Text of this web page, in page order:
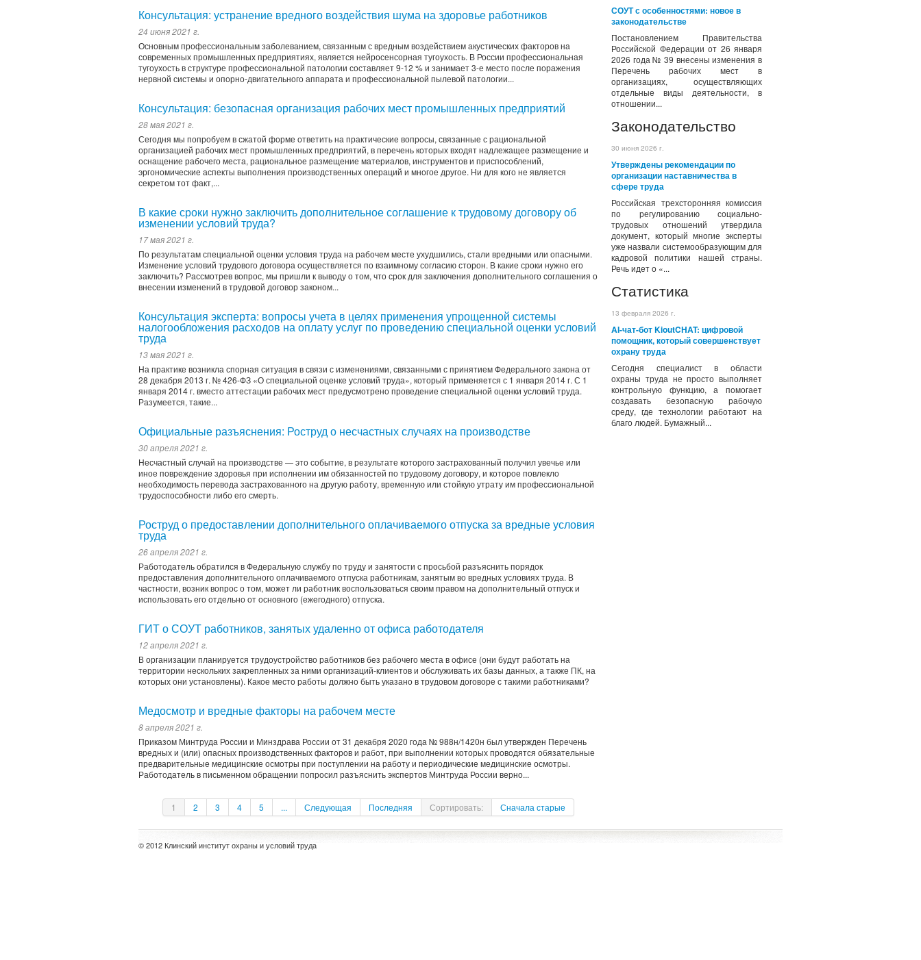
СОУТ с особенностями: новое в
законодательстве
Постановлением Правительства
Российской Федерации от 26 января
2026 года № 39 внесены изменения в
Перечень рабочих мест в
организациях, осуществляющих
отдельные виды деятельности, в
отношении...
Законодательство
30 июня 2026 г.
Утверждены рекомендации по
организации наставничества в
сфере труда
Российская трехсторонняя комиссия
по регулированию социально-
трудовых отношений утвердила
документ, который многие эксперты
уже назвали системообразующим для
кадровой политики нашей страны.
Речь идет о «...
Статистика
13 февраля 2026 г.
AI-чат-бот KioutCHAT: цифровой
помощник, который совершенствует
охрану труда
Сегодня специалист в области
охраны труда не просто выполняет
контрольную функцию, а помогает
создавать безопасную рабочую
среду, где технологии работают на
благо людей. Бумажный...
Консультация: устранение вредного воздействия шума на здоровье работников
24 июня 2021 г.
Основным профессиональным заболеванием, связанным с вредным воздействием акустических факторов на
современных промышленных предприятиях, является нейросенсорная тугоухость. В России профессиональная
тугоухость в структуре профессиональной патологии составляет 9-12 % и занимает 3-е место после поражения
нервной системы и опорно-двигательного аппарата и профессиональной пылевой патологии...
Консультация: безопасная организация рабочих мест промышленных предприятий
28 мая 2021 г.
Сегодня мы попробуем в сжатой форме ответить на практические вопросы, связанные с рациональной
организацией рабочих мест промышленных предприятий, в перечень которых входят надлежащее размещение и
оснащение рабочего места, рациональное размещение материалов, инструментов и приспособлений,
эргономические аспекты выполнения производственных операций и многое другое. Ни для кого не является
секретом тот факт,...
В какие сроки нужно заключить дополнительное соглашение к трудовому договору об
изменении условий труда?
17 мая 2021 г.
По результатам специальной оценки условия труда на рабочем месте ухудшились, стали вредными или опасными.
Изменение условий трудового договора осуществляется по взаимному согласию сторон. В какие сроки нужно его
заключить? Рассмотрев вопрос, мы пришли к выводу о том, что срок для заключения дополнительного соглашения о
внесении изменений в трудовой договор законом...
Консультация эксперта: вопросы учета в целях применения упрощенной системы
налогообложения расходов на оплату услуг по проведению специальной оценки условий
труда
13 мая 2021 г.
На практике возникла спорная ситуация в связи с изменениями, связанными с принятием Федерального закона от
28 декабря 2013 г. № 426-ФЗ «О специальной оценке условий труда», который применяется с 1 января 2014 г. С 1
января 2014 г. вместо аттестации рабочих мест предусмотрено проведение специальной оценки условий труда.
Разумеется, такие...
Официальные разъяснения: Роструд о несчастных случаях на производстве
30 апреля 2021 г.
Несчастный случай на производстве — это событие, в результате которого застрахованный получил увечье или
иное повреждение здоровья при исполнении им обязанностей по трудовому договору, и которое повлекло
необходимость перевода застрахованного на другую работу, временную или стойкую утрату им профессиональной
трудоспособности либо его смерть.
Роструд о предоставлении дополнительного оплачиваемого отпуска за вредные условия
труда
26 апреля 2021 г.
Работодатель обратился в Федеральную службу по труду и занятости с просьбой разъяснить порядок
предоставления дополнительного оплачиваемого отпуска работникам, занятым во вредных условиях труда. В
частности, возник вопрос о том, может ли работник воспользоваться своим правом на дополнительный отпуск и
использовать его отдельно от основного (ежегодного) отпуска.
ГИТ о СОУТ работников, занятых удаленно от офиса работодателя
12 апреля 2021 г.
В организации планируется трудоустройство работников без рабочего места в офисе (они будут работать на
территории нескольких закрепленных за ними организаций-клиентов и обслуживать их базы данных, а также ПК, на
которых они установлены). Какое место работы должно быть указано в трудовом договоре с такими работниками?
Медосмотр и вредные факторы на рабочем месте
8 апреля 2021 г.
Приказом Минтруда России и Минздрава России от 31 декабря 2020 года № 988н/1420н был утвержден Перечень
вредных и (или) опасных производственных факторов и работ, при выполнении которых проводятся обязательные
предварительные медицинские осмотры при поступлении на работу и периодические медицинские осмотры.
Работодатель в письменном обращении попросил разъяснить экспертов Минтруда России верно...
1 2 3 4 5 ... Следующая Последняя Сортировать: Сначала старые
© 2012 Клинский институт охраны и условий труда